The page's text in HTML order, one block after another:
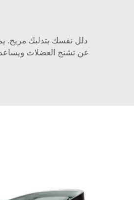
دلل نفسك بتدليك مريح.
عن تشنج العضلات